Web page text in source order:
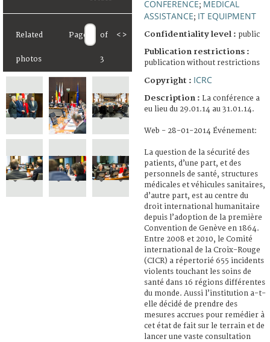
Related
photos
Page of
3
< >
CONFERENCE; MEDICAL
ASSISTANCE; IT EQUIPMENT
Confidentiality level : public
Publication restrictions :
publication without restrictions
Copyright : ICRC
Description : La conférence a
eu lieu du 29.01.14 au 31.01.14.
Web - 28-01-2014 Événement:
La question de la sécurité des
patients, d’une part, et des
personnels de santé, structures
médicales et véhicules sanitaires,
d’autre part, est au centre du
droit international humanitaire
depuis l’adoption de la première
Convention de Genève en 1864.
Entre 2008 et 2010, le Comité
international de la Croix-Rouge
(CICR) a répertorié 655 incidents
violents touchant les soins de
santé dans 16 régions différentes
du monde. Aussi l’institution a-t-
elle décidé de prendre des
mesures accrues pour remédier à
cet état de fait sur le terrain et de
lancer une vaste consultation